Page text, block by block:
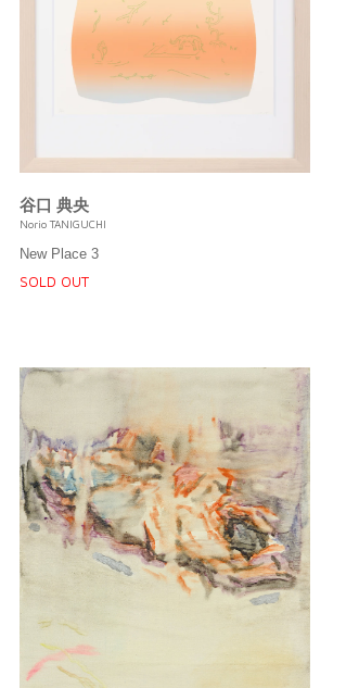
谷口 典央
Norio TANIGUCHI
New Place 3
SOLD OUT